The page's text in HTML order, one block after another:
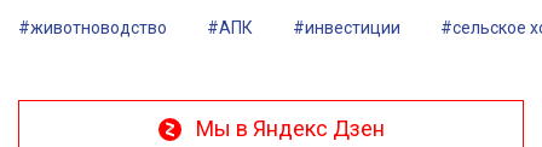
#животноводство #АПК #инвестиции #сельское
Мы в Яндекс Дзен